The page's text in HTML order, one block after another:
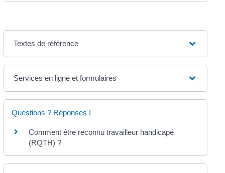
Textes de référence
Services en ligne et formulaires
Questions ? Réponses !
Comment être reconnu travailleur handicapé
(RQTH) ?